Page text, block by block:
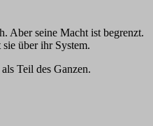
Aber seine Macht ist begrenzt.
über ihr System.
Teil des Ganzen.